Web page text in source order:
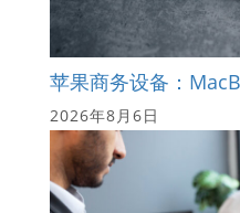
苹果商务设备：
2026年8月6日